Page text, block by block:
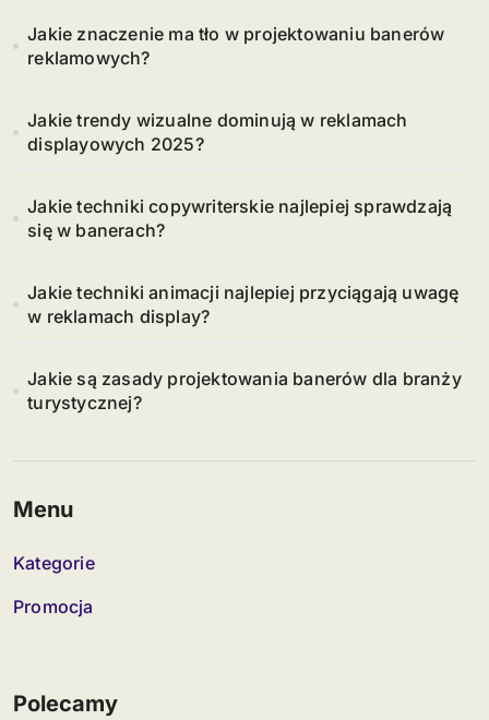
Jakie znaczenie ma tło w projektowaniu banerów
reklamowych?
Jakie trendy wizualne dominują w reklamach
displayowych 2025?
Jakie techniki copywriterskie najlepiej sprawdzają
się w banerach?
Jakie techniki animacji najlepiej przyciągają uwagę
w reklamach display?
Jakie są zasady projektowania banerów dla branży
turystycznej?
Menu
Kategorie
Promocja
Polecamy